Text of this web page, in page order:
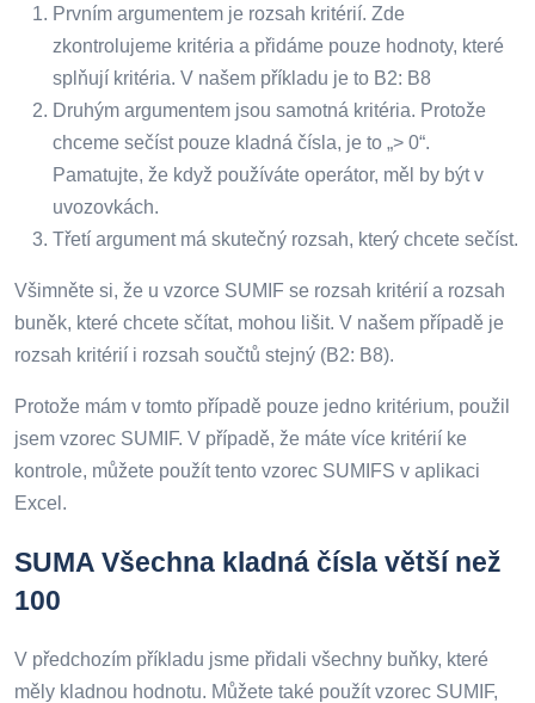
Prvním argumentem je rozsah kritérií. Zde
zkontrolujeme kritéria a přidáme pouze hodnoty, které
splňují kritéria. V našem příkladu je to B2: B8
Druhým argumentem jsou samotná kritéria. Protože
chceme sečíst pouze kladná čísla, je to „> 0“.
Pamatujte, že když používáte operátor, měl by být v
uvozovkách.
Třetí argument má skutečný rozsah, který chcete sečíst.
Všimněte si, že u vzorce SUMIF se rozsah kritérií a rozsah
buněk, které chcete sčítat, mohou lišit. V našem případě je
rozsah kritérií i rozsah součtů stejný (B2: B8).
Protože mám v tomto případě pouze jedno kritérium, použil
jsem vzorec SUMIF. V případě, že máte více kritérií ke
kontrole, můžete použít tento vzorec SUMIFS v aplikaci
Excel.
SUMA Všechna kladná čísla větší než
100
V předchozím příkladu jsme přidali všechny buňky, které
měly kladnou hodnotu. Můžete také použít vzorec SUMIF,